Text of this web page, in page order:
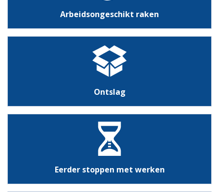
Arbeidsongeschikt raken
Ontslag
Eerder stoppen met werken